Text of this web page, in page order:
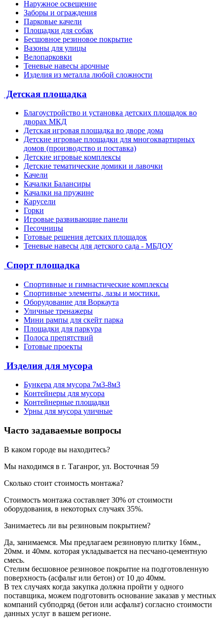
Наружное освещение
Заборы и ограждения
Парковые качели
Площадки для собак
Бесшовное резиновое покрытие
Вазоны для улицы
Велопарковки
Теневые навесы арочные
Изделия из металла любой сложности
Детская площадка
Благоустройство и установка детских площадок во
дворах МКД
Детская игровая площадка во дворе дома
Детские игровые площадки для многоквартирных
домов (производство и поставка)
Детские игровые комплексы
Детские тематические домики и лавочки
Качели
Качалки Балансиры
Качалки на пружине
Карусели
Горки
Игровые развивающие панели
Песочницы
Готовые решения детских площадок
Теневые навесы для детского сада - МБДОУ
Спорт площадка
Спортивные и гимнастические комплексы
Спортивные элементы, лазы и мостики.
Оборудование для Воркаута
Уличные тренажеры
Мини рампы для скейт парка
Площадки для паркура
Полоса препятствий
Готовые проекты
Изделия для мусора
Бункера для мусора 7м3-8м3
Контейнеры для мусора
Контейнерные площадки
Урны для мусора уличные
Часто задаваемые вопросы
В каком городе вы находитесь?
Мы находимся в г. Таганрог, ул. Восточная 59
Сколько стоит стоимость монтажа?
Стоимость монтажа составляет 30% от стоимости
оборудования, в некоторых случаях 35%.
Занимаетесь ли вы резиновым покрытием?
Да, занимаемся. Мы предлагаем резиновую плитку 16мм.,
20мм. и 40мм. которая укладывается на песчано-цементную
смесь.
Стелим бесшовное резиновое покрытие на подготовленную
поверхность (асфальт или бетон) от 10 до 40мм.
В тех случаях когда закупка должна пройти у одного
поставщика, можем подготовить основание заказав у местных
компаний субподряд (бетон или асфальт) согласно стоимости
данных услуг в вашем регионе.